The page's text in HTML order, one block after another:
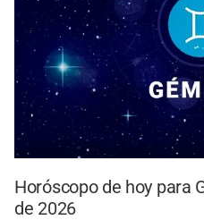
Horóscopo de hoy para
de 2026